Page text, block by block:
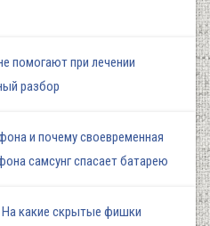
помогают при лечении
разбор
и почему своевременная
самсунг спасает батарею
какие скрытые фишки